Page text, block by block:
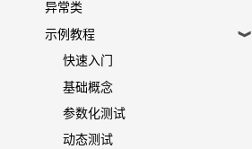
异常类
示例教程
❱
快速入门
基础概念
参数化测试
动态测试